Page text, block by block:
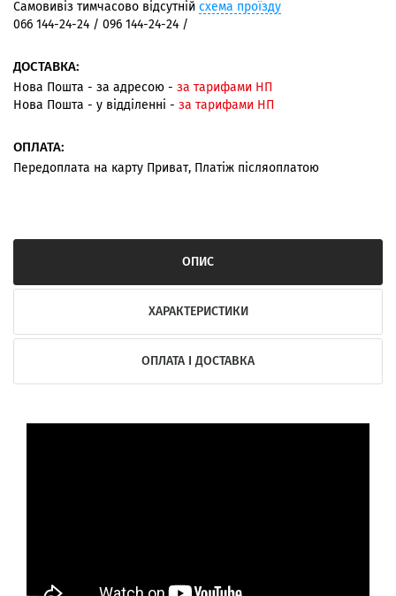
Самовивіз тимчасово відсутній схема проїзду
066 144-24-24 / 096 144-24-24 /
ДОСТАВКА:
Нова Пошта - за адресою - за тарифами НП
Нова Пошта - у відділенні - за тарифами НП
ОПЛАТА:
Передоплата на карту Приват, Платіж післяоплатою
ОПИС
ХАРАКТЕРИСТИКИ
ОПЛАТА І ДОСТАВКА